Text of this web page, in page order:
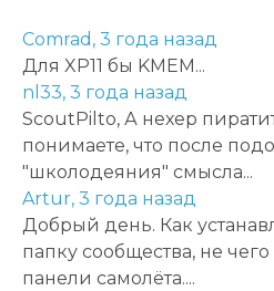
Comrad, 3 года назад
Для XP11 бы KMEM...
nl33, 3 года назад
ScoutPilto, А нехер
понимаете, что после
"школодеяния" смысла...
Artur, 3 года назад
Добрый день. Как
папку сообщества, не
панели самолёта....